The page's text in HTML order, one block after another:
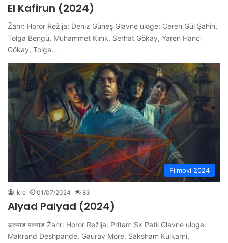
El Kafirun (2024)
Žanr: Horor Režija: Deniz Güneş Glavne uloge: Ceren Gül Şahin,
Tolga Bengü, Muhammet Kınık, Serhat Gökay, Yaren Hancı
Gökay, Tolga…
Filmovi 2024
Ikre 01/07/2024 83
Alyad Palyad (2024)
अल्याड पल्याड Žanr: Horor Režija: Pritam Sk Patil Glavne uloge:
Makrand Deshpande, Gaurav More, Saksham Kulkarni,